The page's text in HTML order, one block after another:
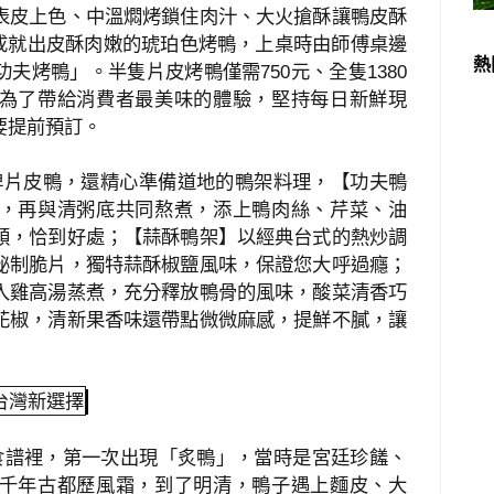
上色、中溫燜烤鎖住肉汁、大火搶酥讓鴨皮酥
出皮酥肉嫩的琥珀色烤鴨，上桌時由師傅桌邊
夫烤鴨」。半隻片皮烤鴨僅需750元、全隻1380
了帶給消費者最美味的體驗，堅持每日新鮮現
前預訂。
皮鴨，還精心準備道地的鴨架料理，【功夫鴨
再與清粥底共同熬煮，添上鴨肉絲、芹菜、油
恰到好處；【蒜酥鴨架】以經典台式的熱炒調
脆片，獨特蒜酥椒鹽風味，保證您大呼過癮；
高湯蒸煮，充分釋放鴨骨的風味，酸菜清香巧
，清新果香味還帶點微微麻感，提鮮不膩，讓
新選擇
裡，第一次出現「炙鴨」，當時是宮廷珍饈、
年古都歷風霜，到了明清，鴨子遇上麵皮、大
熱